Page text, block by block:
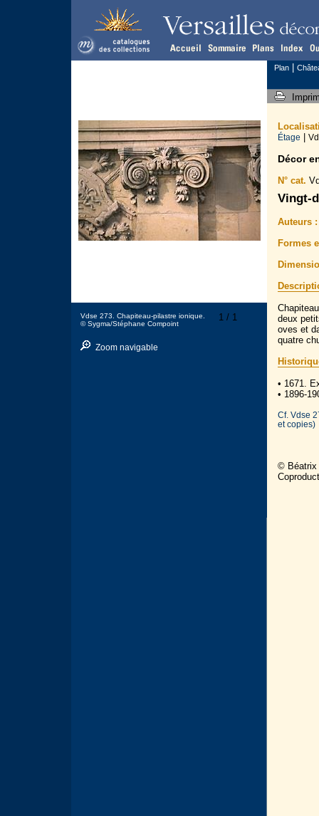
Étage
Décor
N° cat.
Vingt-
Auteurs :
Formes
deux
oves et
quatre
• 1671.
• 1896-
Cf. Vdse
et copies)
© Béatrix
1 / 1
Vdse 273. Chapiteau-pilastre ionique.
© Sygma/Stéphane Compoint
Zoom navigable
Plan